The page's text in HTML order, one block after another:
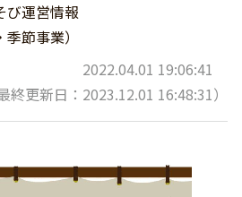
び運営情報
節事業）
2022.04.01 19:06:41
最終更新日：2023.12.01 16:48:31）